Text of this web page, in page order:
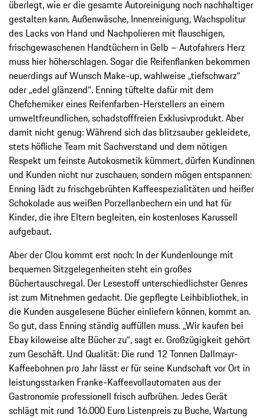
überlegt, wie er die gesamte Autoreinigung noch nachhaltiger
gestalten kann. Außenwäsche, Innenreinigung, Wachspolitur
des Lacks von Hand und Nachpolieren mit flauschigen,
frischgewaschenen Handtüchern in Gelb – Autofahrers Herz
muss hier höherschlagen. Sogar die Reifenflanken bekommen
neuerdings auf Wunsch Make-up, wahlweise „tiefschwarz“
oder „edel glänzend“. Enning tüftelte dafür mit dem
Chefchemiker eines Reifenfarben-Herstellers an einem
umweltfreundlichen, schadstofffreien Exklusivprodukt. Aber
damit nicht genug: Während sich das blitzsauber gekleidete,
stets höfliche Team mit Sachverstand und dem nötigen
Respekt um feinste Autokosmetik kümmert, dürfen Kundinnen
und Kunden nicht nur zuschauen, sondern mögen entspannen:
Enning lädt zu frischgebrühten Kaffeespezialitäten und heißer
Schokolade aus weißen Porzellanbechern ein und hat für
Kinder, die ihre Eltern begleiten, ein kostenloses Karussell
aufgebaut.
Aber der Clou kommt erst noch: In der Kundenlounge mit
bequemen Sitzgelegenheiten steht ein großes
Büchertauschregal. Der Lesestoff unterschiedlichster Genres
ist zum Mitnehmen gedacht. Die gepflegte Leihbibliothek, in
die Kunden ausgelesene Bücher einliefern können, kommt an.
So gut, dass Enning ständig auffüllen muss. „Wir kaufen bei
Ebay kiloweise alte Bücher zu“, sagt er. Großzügigkeit gehört
zum Geschäft. Und Qualität: Die rund 12 Tonnen Dallmayr-
Kaffeebohnen pro Jahr lässt er für seine Kundschaft vor Ort in
leistungsstarken Franke-Kaffeevollautomaten aus der
Gastronomie professionell frisch aufbrühen. Jedes Gerät
schlägt mit rund 16.000 Euro Listenpreis zu Buche, Wartung